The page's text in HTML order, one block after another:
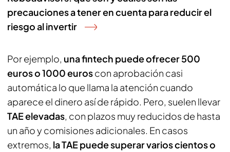
precauciones a tener en cuenta para reducir el
riesgo al invertir
Por ejemplo, una fintech puede ofrecer 500
euros o 1000 euroscon aprobación casi
automática lo que llama la atención cuando
aparece el dinero así de rápido. Pero, suelen llevar
TAE elevadas, con plazos muy reducidos de hasta
un año y comisiones adicionales. En casos
extremos, la TAE puede superar varios cientos o